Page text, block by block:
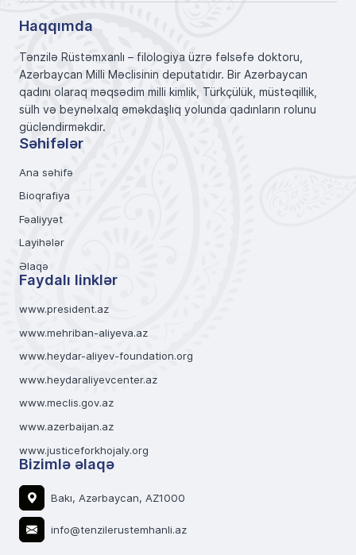
Haqqımda
Tənzilə Rüstəmxanlı – filologiya üzrə fəlsəfə doktoru,
Azərbaycan Milli Məclisinin deputatıdır. Bir Azərbaycan
qadını olaraq məqsədim milli kimlik, Türkçülük, müstəqillik,
sülh və beynəlxalq əməkdaşlıq yolunda qadınların rolunu
gücləndirməkdir.
Səhifələr
Ana səhifə
Bioqrafiya
Fəaliyyət
Layihələr
Əlaqə
Faydalı linklər
www.president.az
www.mehriban-aliyeva.az
www.heydar-aliyev-foundation.org
www.heydaraliyevcenter.az
www.meclis.gov.az
www.azerbaijan.az
www.justiceforkhojaly.org
Bizimlə əlaqə
Bakı, Azərbaycan, AZ1000
info@tenzilerustemhanli.az